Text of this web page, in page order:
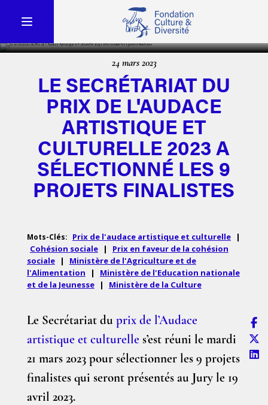
24 mars 2023
LE SECRÉTARIAT DU
PRIX DE L'AUDACE
ARTISTIQUE ET
CULTURELLE 2023 A
SÉLECTIONNÉ LES 9
PROJETS FINALISTES
Mots-Clés: Prix de l'audace artistique et culturelle
|
Cohésion sociale
|
Prix en faveur de la cohésion
sociale
|
Ministère de l'Agriculture et de
l'Alimentation
|
Ministère de l'Education nationale
et de la Jeunesse
| Ministère de la Culture
Le Secrétariat du prix de l’Audace
artistique et culturelle s’est réuni le mardi
21 mars 2023 pour sélectionner les 9 projets
finalistes qui seront présentés au Jury le 19
avril 2023.